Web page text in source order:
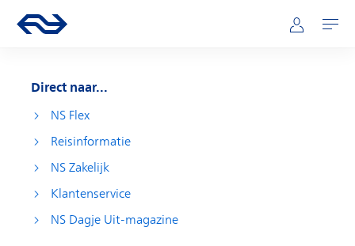
Hoofdnavigatie
Ga naar de homepage van ns.nl Mijn NS
Openen
Direct naar...
NS Flex
Reisinformatie
NS Zakelijk
Klantenservice
NS Dagje Uit-magazine